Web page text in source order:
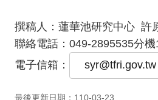
撰稿人：蓮華池研究中心 許
聯絡電話：049-2895535分機
電子信箱：
syr@tfri.gov.tw
最後更新日期：110-03-23